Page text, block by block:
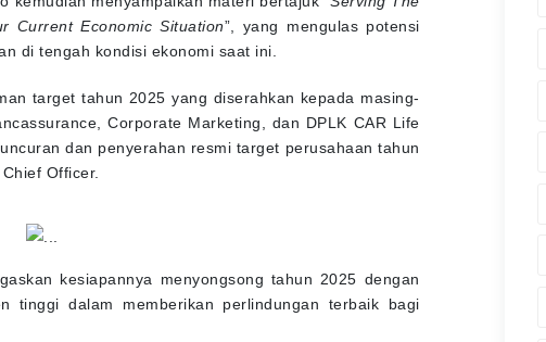
Current Economic Situation”, yang mengulas potensi
di tengah kondisi ekonomi saat ini.
target tahun 2025 yang diserahkan kepada masing-
Corporate Marketing, dan DPLK CAR Life
dan penyerahan resmi target perusahaan tahun
Officer.
kesiapannya menyongsong tahun 2025 dengan
tinggi dalam memberikan perlindungan terbaik bagi